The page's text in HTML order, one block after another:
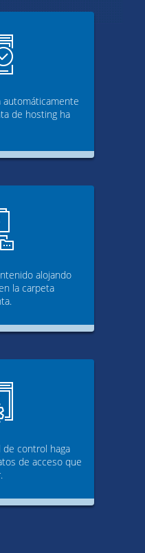
automáticamente
de hosting ha
alojando
la carpeta
de control haga
de acceso que